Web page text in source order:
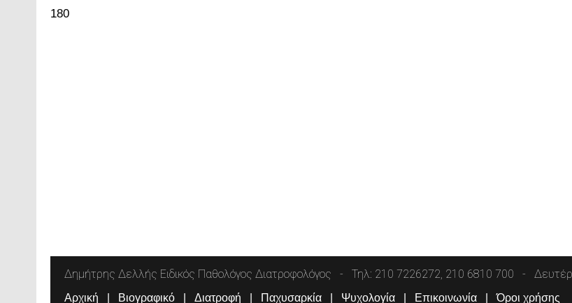
180
Δημήτρης Δελλής Ειδικός Παθολόγος Διατροφολόγος Τηλ: 210 7226272, 210 6810 700
Αρχική Βιογραφικό Διατροφή Παχυσαρκία Ψυχολογία Επικοινωνία Όροι χρήσης